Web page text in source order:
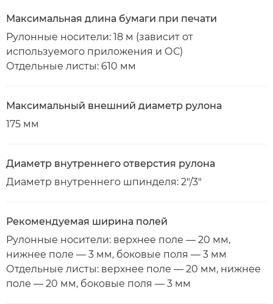
Максимальная длина бумаги при печати
Рулонные носители: 18 м (зависит от
используемого приложения и ОС)
Отдельные листы: 610 мм
Максимальный внешний диаметр рулона
175 мм
Диаметр внутреннего отверстия рулона
Диаметр внутреннего шпинделя: 2"/3"
Рекомендуемая ширина полей
Рулонные носители: верхнее поле — 20 мм,
нижнее поле — 3 мм, боковые поля — 3 мм
Отдельные листы: верхнее поле — 20 мм, нижнее
поле — 20 мм, боковые поля — 3 мм